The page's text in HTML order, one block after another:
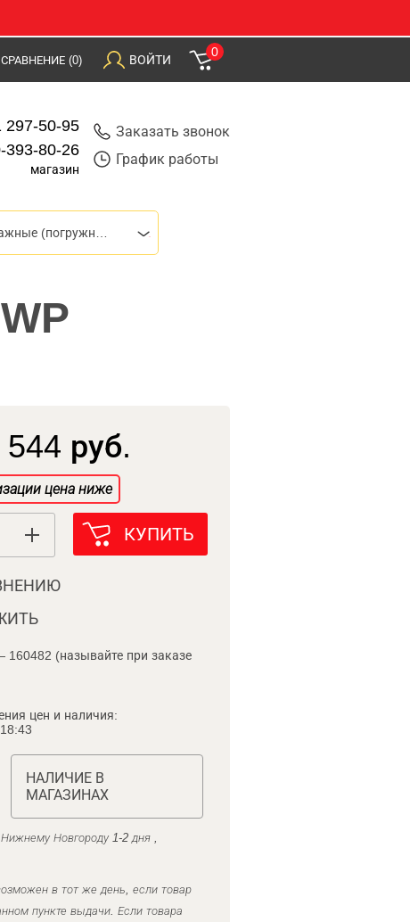
СРАВНЕНИЕ (0) ВОЙТИ
0
297-50-95
393-80-26
магазин
Заказать звонок
График работы
544 руб.
цена ниже
КУПИТЬ
160482 (называйте при заказе
цен и наличия:
НАЛИЧИЕ В
МАГАЗИНАХ
Новгороду 1-2 дня ,
в тот же день, если товар
пункте выдачи. Если товара